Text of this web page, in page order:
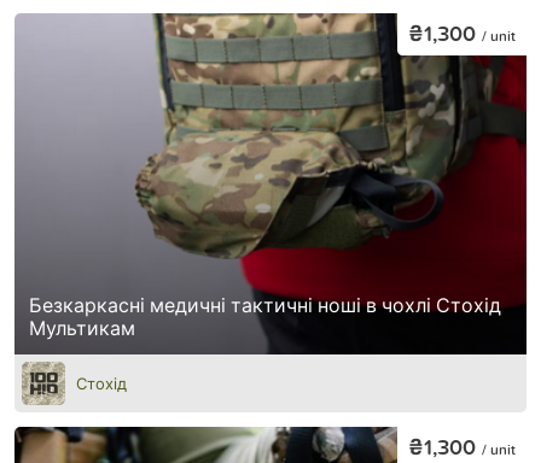
Безкаркасні медичні тактичні ноші в чохлі Стохід
Мультикам
₴1,300 / unit
Стохід
₴1,300 / unit